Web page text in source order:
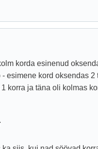
korda esinenud
esimene kord oksendas 2
korra ja täna oli kolmas